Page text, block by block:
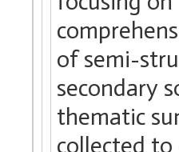
of semi-
secondary
thematic
collected